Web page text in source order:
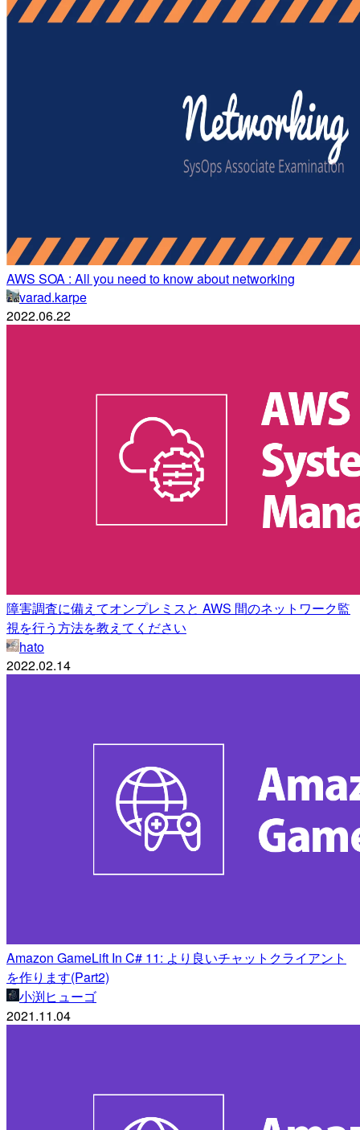
AWS SOA : All you need to know about networking
varad.karpe
2022.06.22
障害調査に備えてオンプレミスと AWS 間のネットワーク監
視を行う方法を教えてください
hato
2022.02.14
Amazon GameLift In C# 11: より良いチャットクライアント
を作ります(Part2)
小渕ヒューゴ
2021.11.04